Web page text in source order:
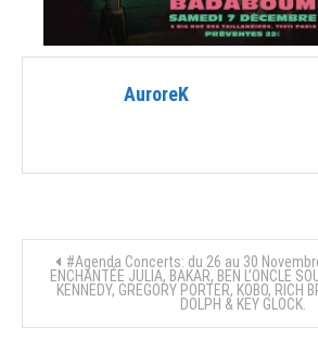
AuroreK
Navigation
#Agenda Concerts: du 26 au 30
ENCHANTÉE JULIA, BAKAR, BEN L’ONCLE
KENNEDY, GREGORY PORTER, KOBO, RICH
DOLPH & KEY GLOCK.